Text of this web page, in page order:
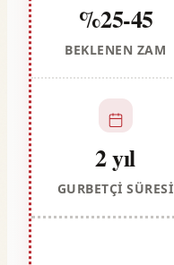
%25-45
BEKLENEN ZAM
2 yıl
GURBETÇI SÜRESI